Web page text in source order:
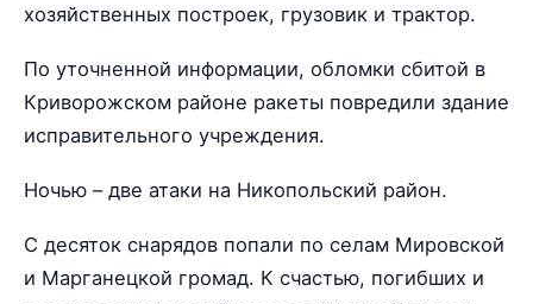
хозяйственных построек, грузовик и трактор.
По уточненной информации, обломки сбитой в
Криворожском районе ракеты повредили здание
исправительного учреждения.
Ночью – две атаки на Никопольский район.
С десяток снарядов попали по селам Мировской
и Марганецкой громад. К счастью, погибших и